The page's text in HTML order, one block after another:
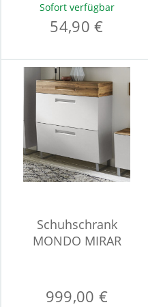
Sofort verfügbar
54,90 €
Schuhschrank
MONDO MIRAR
999,00 €